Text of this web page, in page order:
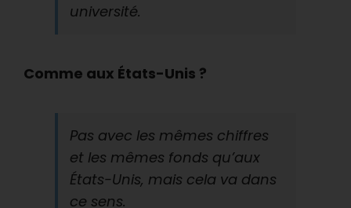
université.
Comme aux États-Unis ?
Pas avec les mêmes chiffres
et les mêmes fonds qu’aux
États-Unis, mais cela va dans
ce sens.